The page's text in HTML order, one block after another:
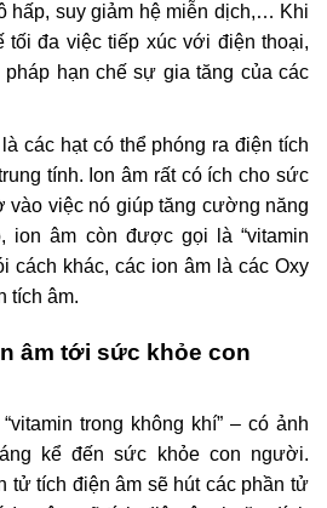
hấp, suy giảm hệ miễn dịch,… Khi
tối đa việc tiếp xúc với điện thoại,
pháp hạn chế sự gia tăng của các
các hạt có thể phóng ra điện tích
tính. Ion âm rất có ích cho sức
vào việc nó giúp tăng cường năng
ion âm còn được gọi là “vitamin
cách khác, các ion âm là các Oxy
tích âm.
âm tới sức khỏe con
trong không khí” – có ảnh
kể đến sức khỏe con người.
tử tích điện âm sẽ hút các phần tử